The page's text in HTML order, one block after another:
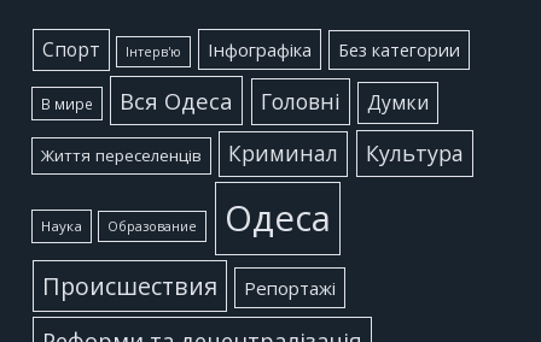
Cпорт Інтерв'ю Інфографіка Без категории
В мире Вся Одеса Головні Думки
Життя переселенців Криминал Культура
Наука Образование Одеса
Происшествия Репортажі